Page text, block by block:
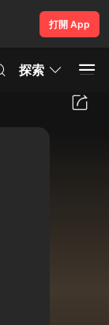
打開 App
探索